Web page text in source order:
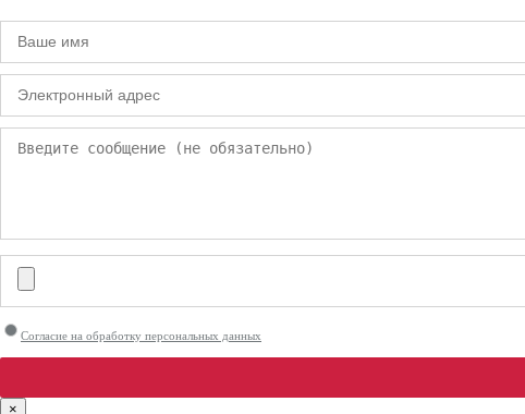
Согласие на обработку персональных данных
×